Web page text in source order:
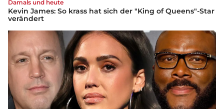
Damals und heute
Kevin James: So krass hat sich der "King of Queens"-Star
verändert